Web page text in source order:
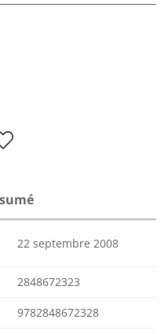
22 septembre 2008
2848672323
9782848672328